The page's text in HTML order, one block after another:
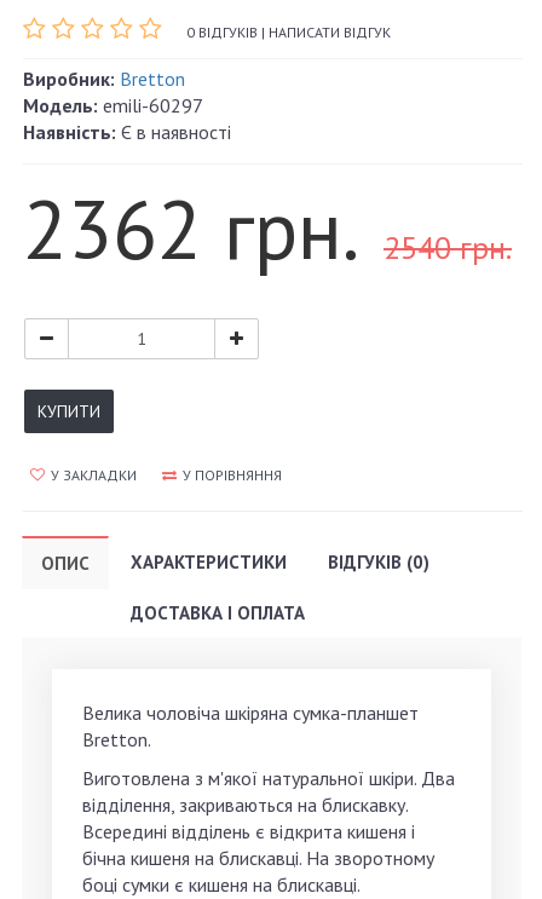
0 ВІДГУКІВ | НАПИСАТИ ВІДГУК
Виробник: Bretton
Модель: emili-60297
Наявність: Є в наявності
2362 грн. 2540 грн.
КУПИТИ
У ЗАКЛАДКИ У ПОРІВНЯННЯ
ОПИС ХАРАКТЕРИСТИКИ ВІДГУКІВ (0)
ДОСТАВКА І ОПЛАТА
Велика чоловіча шкіряна сумка-планшет
Bretton.
Виготовлена з м'якої натуральної шкіри. Два
відділення, закриваються на блискавку.
Всередині відділень є відкрита кишеня і
бічна кишеня на блискавці. На зворотному
боці сумки є кишеня на блискавці.